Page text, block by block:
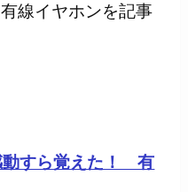
線イヤホンを記事
すら覚えた！ 有